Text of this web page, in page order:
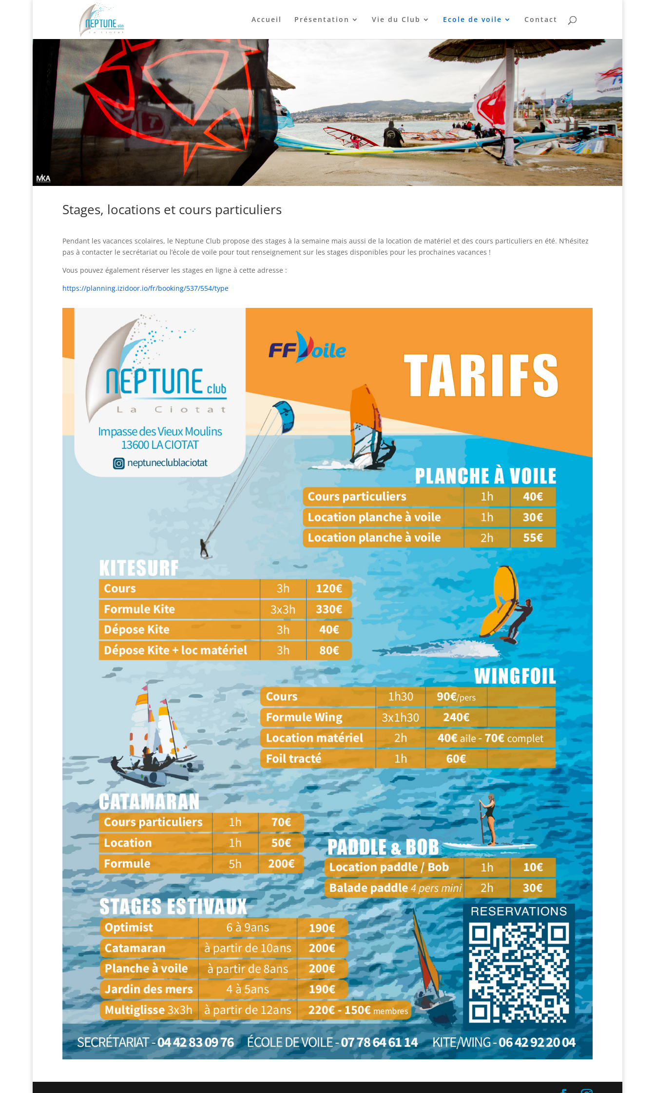
Accueil Présentation Vie du Club Ecole de voile Contact
Stages, locations et cours particuliers
Pendant les vacances scolaires, le Neptune Club propose des stages à la semaine mais aussi de la location de matériel et des cours particuliers en été. N’hésitez
pas à contacter le secrétariat ou l’école de voile pour tout renseignement sur les stages disponibles pour les prochaines vacances !
Vous pouvez également réserver les stages en ligne à cette adresse :
https://planning.izidoor.io/fr/booking/537/554/type